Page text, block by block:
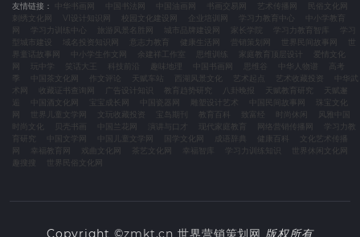
友情链接： 中华书画网 中国书法网 中国油画网 书画交易网 艺术传播网
民俗文化网
刺绣文化网
VI设计知识网 校园文化建设网 企业培训网 学习力教育中心
中小学教育
网
学习力训练中心 旅游风景名胜网 城市品牌建设网 家长学院 学习力教育智库
学习
型城市建设
域名投资知识网 意志力教育 健康生活网 营销策划网 世界民间故事网
世
界童话故事网
中小学生作文网 余建祥工作室 家庭教育顶层设计
爱情文化
网
玩中学 笑话大王 科技前沿 趣味地理 中国书画网 中华人物谱
高考
季
中国茶文化网 作文评论 天赋车站 西湖风景文化 艺术起点 艺术收藏投资
中华武
术网
收藏证书查询网 广告设计知识 教育趋势研究 八卦晚报 天赋教育研究
天赋邂
中国酒文化网 宝宝成长网 中国瓷器网 雕塑设计艺术 中国民间故事网
珠宝文化
网
世界儿童文学网 文玩收藏投资 宝岛期刊 教育百科 致富经 时尚休闲
风雅中国
时尚文化
贝壳书画 中国兰花网 演讲与口才 现代家庭教育 网络营销传播网
学习力教
育研究
中国文学网 中国儿童文学网 国学文化网 成语辞典 健康百科
文化艺术传播
网
幸福教育网 戏曲文化网 茶艺文化网 学习力训练知识
世界休闲文化网
趣搜搜
世界民俗文化网
Copyright ©zmkt.cn 世界营销策划网 版权所有